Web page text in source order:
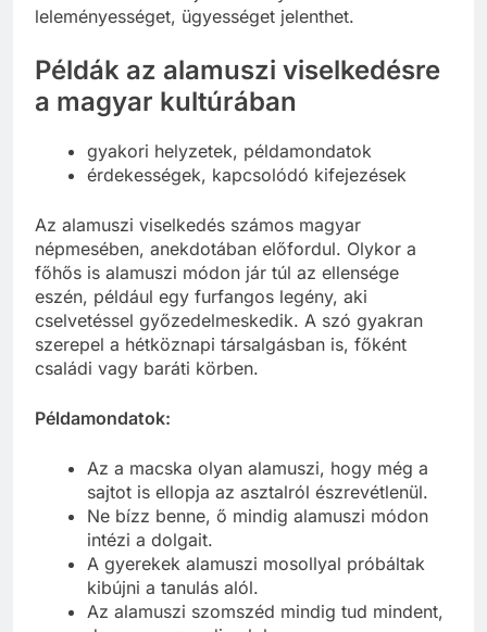
leleményességet, ügyességet jelenthet.
Példák az alamuszi viselkedésre
a magyar kultúrában
gyakori helyzetek, példamondatok
érdekességek, kapcsolódó kifejezések
Az alamuszi viselkedés számos magyar
népmesében, anekdotában előfordul. Olykor a
főhős is alamuszi módon jár túl az ellensége
eszén, például egy furfangos legény, aki
cselvetéssel győzedelmeskedik. A szó gyakran
szerepel a hétköznapi társalgásban is, főként
családi vagy baráti körben.
Példamondatok:
Az a macska olyan alamuszi, hogy még a
sajtot is ellopja az asztalról észrevétlenül.
Ne bízz benne, ő mindig alamuszi módon
intézi a dolgait.
A gyerekek alamuszi mosollyal próbáltak
kibújni a tanulás alól.
Az alamuszi szomszéd mindig tud mindent,